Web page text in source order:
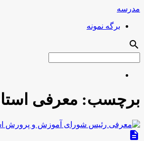
مدرسه
برگه نمونه
search
برچسب: معرفی
description